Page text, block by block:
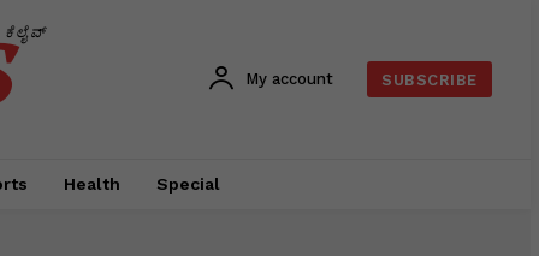
ಕೆಲೈವ್
My account SUBSCRIBE
Health Special